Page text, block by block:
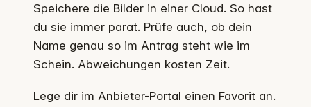
Speichere die Bilder in einer Cloud. So hast
du sie immer parat. Prüfe auch, ob dein
Name genau so im Antrag steht wie im
Schein. Abweichungen kosten Zeit.
Lege dir im Anbieter-Portal einen Favorit an.